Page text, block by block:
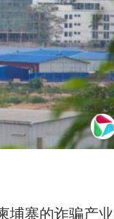
埔寨的诈骗产业